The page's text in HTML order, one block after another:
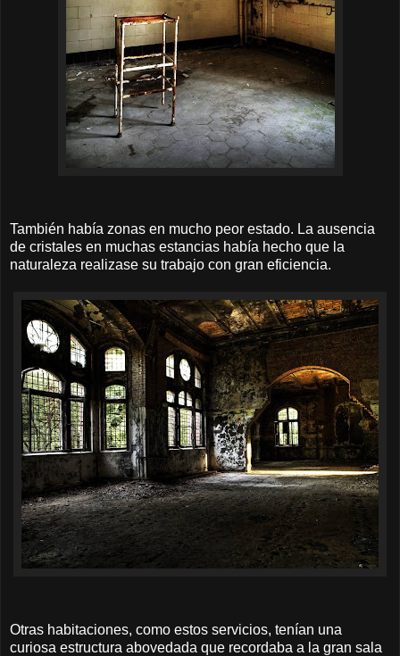
También había zonas en mucho peor estado. La ausencia
de cristales en muchas estancias había hecho que la
naturaleza realizase su trabajo con gran eficiencia.
Otras habitaciones, como estos servicios, tenían una
curiosa estructura abovedada que recordaba a la gran sala